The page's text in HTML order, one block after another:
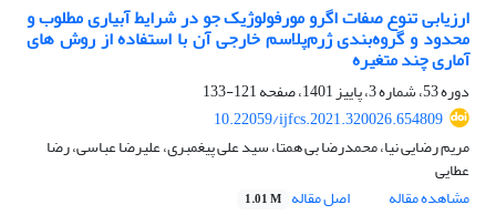
ارزیابی تنوع صفات اگرو مورفولوژیک جو در شرایط آبیاری مطلوب و
محدود و گروه‌بندی ژرم‌پلاسم خارجی آن با استفاده از روش های
آماری چند متغیره
دوره 53، شماره 3، پاییز 1401، صفحه
121-133
10.22059/ijfcs.2021.320026.654809
مریم رضایی نیا، محمدرضا بی همتا، سید علی پیغمبری، علیرضا عباسی، رضا
عطایی
مشاهده مقاله
اصل مقاله 1.01 M